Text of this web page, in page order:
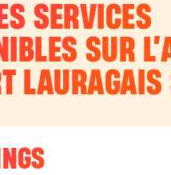
SERVICES
SUR L’
LAURAGAIS